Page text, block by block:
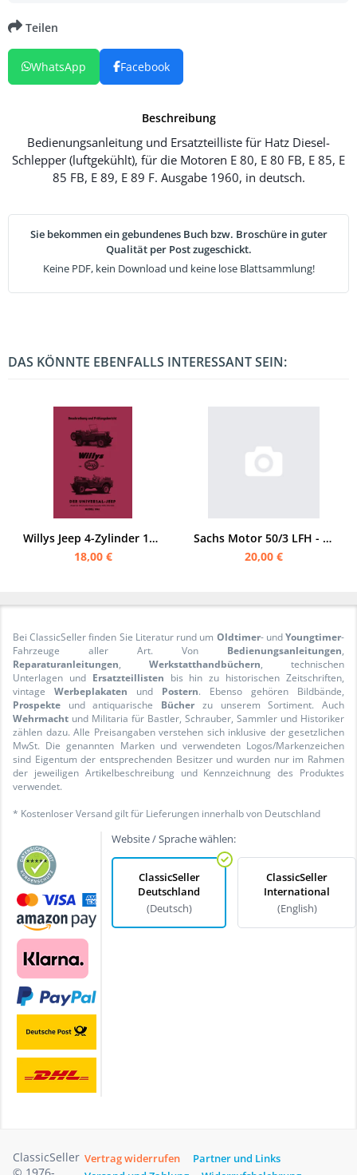
Beschreibung
Bedienungsanleitung und Ersatzteilliste für Hatz Diesel-
Schlepper (luftgekühlt), für die Motoren E 80, E 80 FB, E 85, E
85 FB, E 89, E 89 F. Ausgabe 1960, in deutsch.
Sie bekommen ein gebundenes Buch bzw. Broschüre in guter
Qualität per Post zugeschickt.
Keine PDF, kein Download und keine lose Blattsammlung!
Teilen
WhatsApp Facebook
DAS KÖNNTE EBENFALLS INTERESSANT SEIN:
Willys Jeep 4-Zylinder 1946 Beschreibung und Prüfbericht
18,00 €
Sachs Motor 50/3 LFH - 50/3 MLFB, 50/4 LKH - 50/4 LKS, 50/4 MLFB - 50/4 MLKAX Reparaturanleitung
20,00 €
Bei ClassicSeller finden Sie Literatur rund um Oldtimer- undYoungtimer-
Fahrzeuge aller Art. Von Bedienungsanleitungen,
Reparaturanleitungen, Werkstatthandbüchern, technischen
Unterlagen und Ersatzteillisten bis hin zu historischen Zeitschriften,
vintage Werbeplakaten und Postern. Ebenso gehören Bildbände,
Prospekte und antiquarische Bücher zu unserem Sortiment. Auch
Wehrmacht und Militaria für Bastler, Schrauber, Sammler und Historiker
zählen dazu. Alle Preisangaben verstehen sich inklusive der gesetzlichen
MwSt. Die genannten Marken und verwendeten Logos/Markenzeichen
sind Eigentum der entsprechenden Besitzer und wurden nur im Rahmen
der jeweiligen Artikelbeschreibung und Kennzeichnung des Produktes
verwendet.
* Kostenloser Versand gilt für Lieferungen innerhalb von Deutschland
Website / Sprache wählen:
ClassicSeller
Deutschland
(Deutsch)
ClassicSeller
International
(English)
ClassicSeller
© 1976-
Vertrag widerrufen
Partner und Links